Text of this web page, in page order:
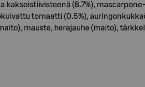
kaksoistiivisteenä (8.7%),
tomaatti (0.5%),
mauste, herajauhe (maito),